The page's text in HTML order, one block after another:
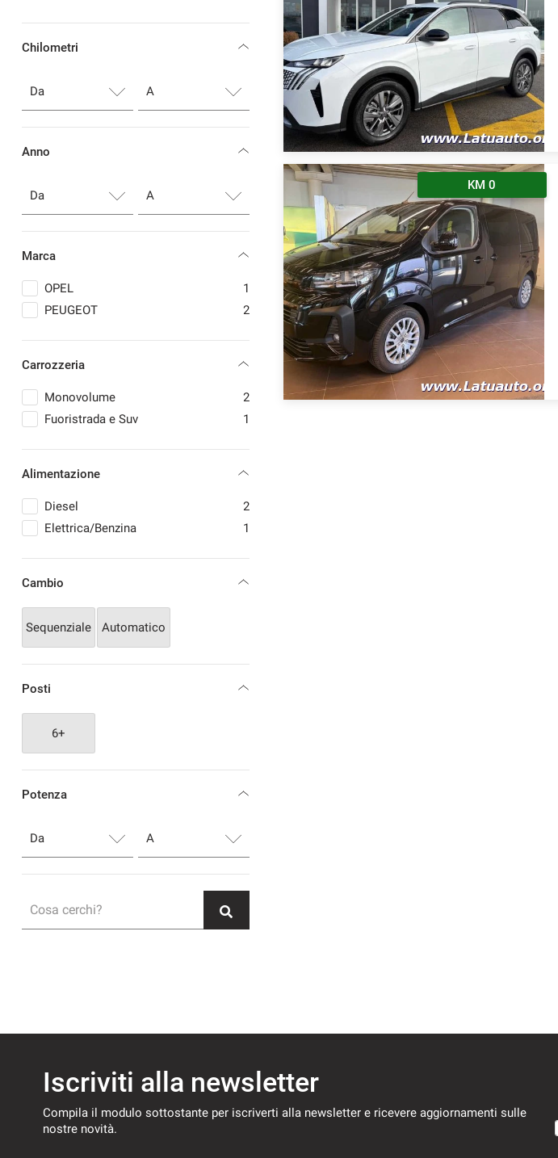
Chilometri
Anno
Marca
OPEL
1
PEUGEOT
2
Carrozzeria
Monovolume
2
Fuoristrada e Suv
1
Alimentazione
Diesel
2
Elettrica/Benzina
1
Cambio
Sequenziale Automatico
Posti
6+
Potenza
Cosa cerchi?
KM 0
Iscriviti alla newsletter
Compila il modulo sottostante per iscriverti alla newsletter e ricevere aggiornamenti sulle
nostre novità.